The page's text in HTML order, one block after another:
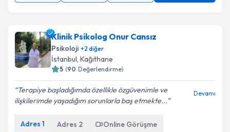
Klinik Psikolog Onur Cansız
Psikoloji +2 diğer
İstanbul, Kağıthane
5 (90 Değerlendirme)
Terapiye başladığımda özellikle özgüvenimle ve
ilişkilerimde yaşadığım sorunlarla baş etmekte...
Devamı
Adres 1 Adres 2 Online Görüşme